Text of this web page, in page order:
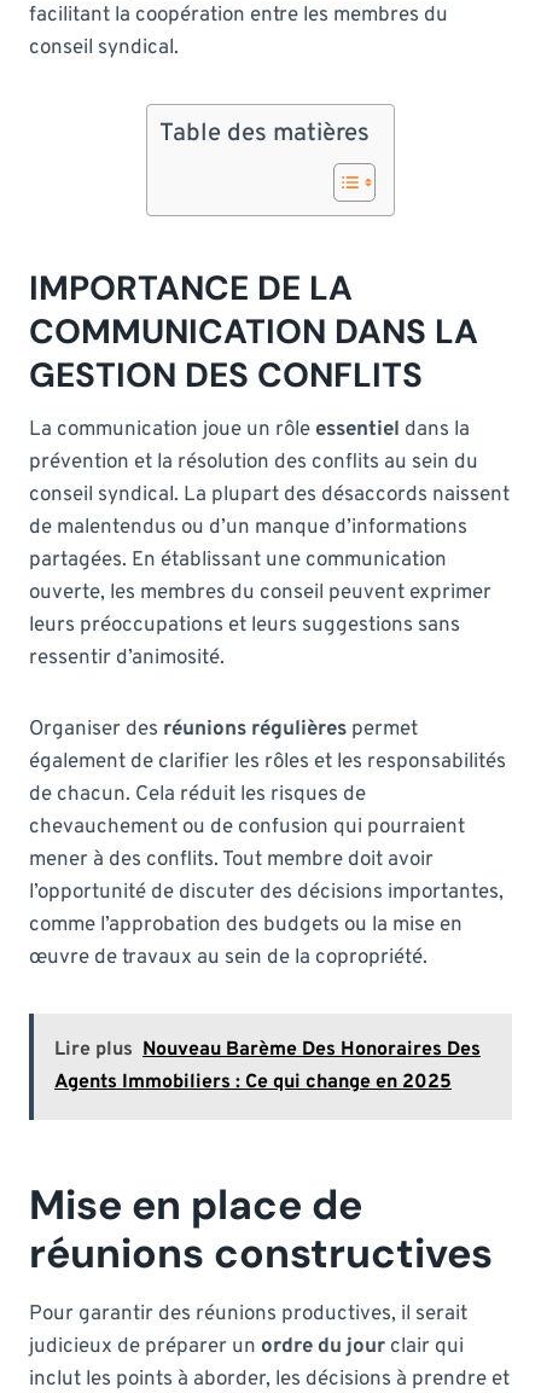
facilitant la coopération entre les membres du
conseil syndical.
Table des matières
IMPORTANCE DE LA
COMMUNICATION DANS LA
GESTION DES CONFLITS
La communication joue un rôle essentiel dans la
prévention et la résolution des conflits au sein du
conseil syndical. La plupart des désaccords naissent
de malentendus ou d’un manque d’informations
partagées. En établissant une communication
ouverte, les membres du conseil peuvent exprimer
leurs préoccupations et leurs suggestions sans
ressentir d’animosité.
Organiser des réunions régulières permet
également de clarifier les rôles et les responsabilités
de chacun. Cela réduit les risques de
chevauchement ou de confusion qui pourraient
mener à des conflits. Tout membre doit avoir
l’opportunité de discuter des décisions importantes,
comme l’approbation des budgets ou la mise en
œuvre de travaux au sein de la copropriété.
Lire plus Nouveau Barème Des Honoraires Des
Agents Immobiliers : Ce qui change en 2025
Mise en place de
réunions constructives
Pour garantir des réunions productives, il serait
judicieux de préparer un ordre du jour clair qui
inclut les points à aborder, les décisions à prendre et